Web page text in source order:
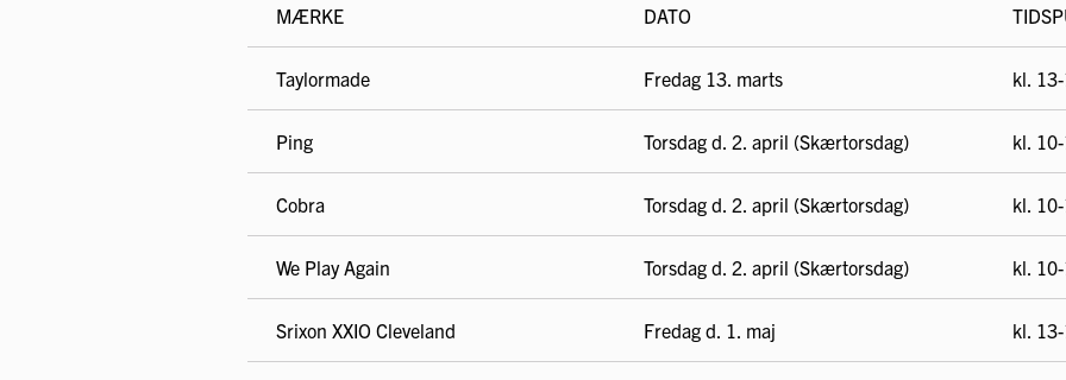
MÆRKE DATO
Taylormade Fredag 13. marts kl.
Ping Torsdag d. 2. april (Skærtorsdag) kl.
Cobra Torsdag d. 2. april (Skærtorsdag) kl.
We Play Again Torsdag d. 2. april (Skærtorsdag) kl.
Srixon XXIO Cleveland Fredag d. 1. maj kl.